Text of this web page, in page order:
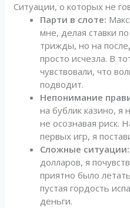
Ситуации, о которых не
Парти в слоте:
мне, делая ставки
трижды, но на
просто исчезла. В
чувствовали, что
подводит.
Непонимание
на бублик казино, я
не осознавая риск.
первых игр, я
Сложные ситуации:
долларов, я
приятно было
пустая гордость
деньги.